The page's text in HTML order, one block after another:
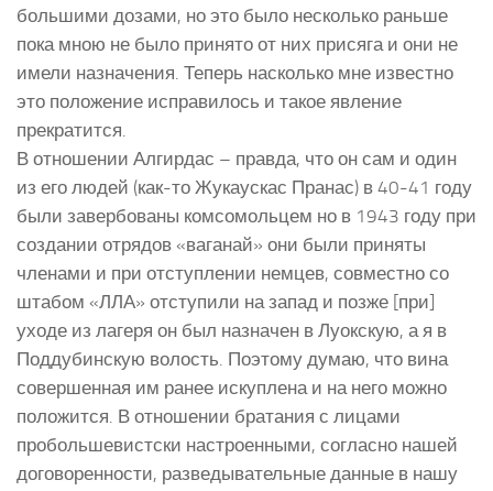
большими дозами, но это было несколько раньше
пока мною не было принято от них присяга и они не
имели назначения. Теперь насколько мне известно
это положение исправилось и такое явление
прекратится.
В отношении Алгирдас – правда, что он сам и один
из его людей (как-то Жукаускас Пранас) в 40-41 году
были завербованы комсомольцем но в 1943 году при
создании отрядов «ваганай» они были приняты
членами и при отступлении немцев, совместно со
штабом «ЛЛА» отступили на запад и позже [при]
уходе из лагеря он был назначен в Луокскую, а я в
Поддубинскую волость. Поэтому думаю, что вина
совершенная им ранее искуплена и на него можно
положится. В отношении братания с лицами
пробольшевистски настроенными, согласно нашей
договоренности, разведывательные данные в нашу